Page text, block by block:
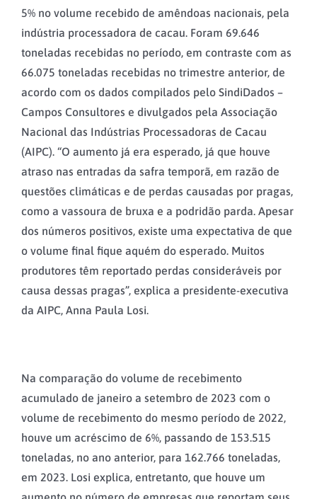
5% no volume recebido de amêndoas nacionais, pela
indústria processadora de cacau. Foram 69.646
toneladas recebidas no período, em contraste com as
66.075 toneladas recebidas no trimestre anterior, de
acordo com os dados compilados pelo SindiDados –
Campos Consultores e divulgados pela Associação
Nacional das Indústrias Processadoras de Cacau
(AIPC). “O aumento já era esperado, já que houve
atraso nas entradas da safra temporã, em razão de
questões climáticas e de perdas causadas por pragas,
como a vassoura de bruxa e a podridão parda. Apesar
dos números positivos, existe uma expectativa de que
o volume final fique aquém do esperado. Muitos
produtores têm reportado perdas consideráveis por
causa dessas pragas”, explica a presidente-executiva
da AIPC, Anna Paula Losi.
Na comparação do volume de recebimento
acumulado de janeiro a setembro de 2023 com o
volume de recebimento do mesmo período de 2022,
houve um acréscimo de 6%, passando de 153.515
toneladas, no ano anterior, para 162.766 toneladas,
em 2023. Losi explica, entretanto, que houve um